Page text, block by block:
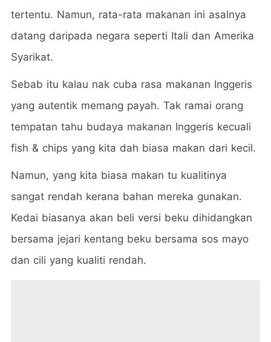
tertentu. Namun, rata-rata makanan ini asalnya
datang daripada negara seperti Itali dan Amerika
Syarikat.
Sebab itu kalau nak cuba rasa makanan Inggeris
yang autentik memang payah. Tak ramai orang
tempatan tahu budaya makanan Inggeris kecuali
fish & chips yang kita dah biasa makan dari kecil.
Namun, yang kita biasa makan tu kualitinya
sangat rendah kerana bahan mereka gunakan.
Kedai biasanya akan beli versi beku dihidangkan
bersama jejari kentang beku bersama sos mayo
dan cili yang kualiti rendah.